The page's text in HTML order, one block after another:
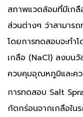
สภาพแวดล้อมที่มีเกลื
ส่วนต่างๆ ว่าสามาร
โดยการทดสอบจะทำ
เกลือ (NaCl) ลงบน
ควบคุมอุณหภูมิและคว
การทดสอบ Salt
กัดกร่อนจากเกลือใน